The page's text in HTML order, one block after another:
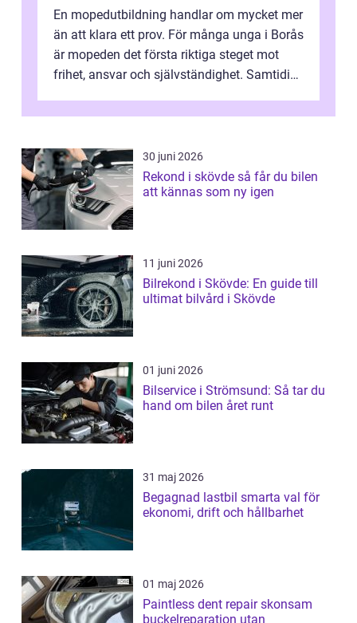
En mopedutbildning handlar om mycket mer
än att klara ett prov. För många unga i Borås
är mopeden det första riktiga steget mot
frihet, ansvar och självständighet. Samtidigt
30 juni 2026
Rekond i skövde så får du bilen
att kännas som ny igen
11 juni 2026
Bilrekond i Skövde: En guide till
ultimat bilvård i Skövde
01 juni 2026
Bilservice i Strömsund: Så tar du
hand om bilen året runt
31 maj 2026
Begagnad lastbil smarta val för
ekonomi, drift och hållbarhet
01 maj 2026
Paintless dent repair skonsam
buckelreparation utan